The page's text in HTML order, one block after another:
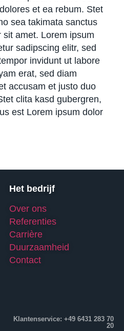
et ea rebum. Stet
sea takimata sanctus
amet. Lorem ipsum
sadipscing elitr, sed
invidunt ut labore
erat, sed diam
accusam et justo duo
clita kasd gubergren,
est Lorem ipsum dolor
Het bedrijf
Over ons
Referenties
Carrière
Duurzaamheid
Contact
Klantenservice: +49 6431 283 70
20